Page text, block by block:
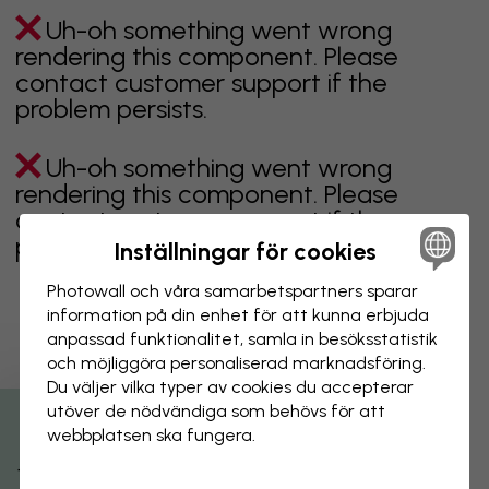
Uh-oh something went wrong
rendering this component. Please
contact customer support if the
problem persists.
Uh-oh something went wrong
rendering this component. Please
contact customer support if the
problem persists.
Visar sidan 1 av 2 sidor
Utforska fler kategorier
Inställningar för cookies
Photowall och våra samarbets­partners sparar
information på din enhet för att kunna erbjuda
anpassad funktionalitet, samla in besöks­statistik
och möjliggöra personaliserad marknads­föring.
Du väljer vilka typer av cookies du accepterar
utöver de nödvändiga som behövs för att
webbplatsen ska fungera.